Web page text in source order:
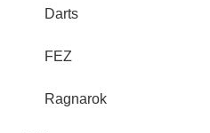
Darts
FEZ
Ragnarok